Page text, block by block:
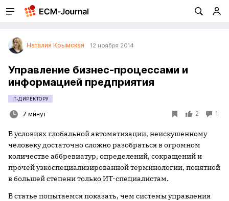
Наталия Крымская 12 ноября 2014
Управление бизнес-процессами и
информацией предприятия
IT-ДИРЕКТОРУ
7 минут 2 1
В условиях глобальной автоматизации, неискушенному
человеку достаточно сложно разобраться в огромном
количестве аббревиатур, определений, сокращений и
прочей узкоспециализированной терминологии, понятной
в большей степени только ИТ-специалистам.
В статье попытаемся показать, чем системы управления